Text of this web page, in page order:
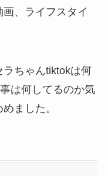
、ライフスタイ
ちゃんtiktokは何
は何してるのか気
ました。